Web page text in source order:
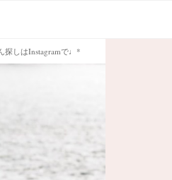
探しはInstagramで♩*